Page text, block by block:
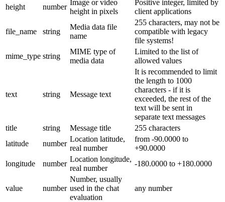
height
number
Image or video
height in pixels
Positive integer, limited by
client applications
file_name string
Media data file
name
255 characters, may not be
compatible with legacy
file systems!
mime_type string
MIME type of
media data
Limited to the list of
allowed values
text string Message text
It is recommended to limit
the length to 1000
characters - if it is
exceeded, the rest of the
text will be sent in
separate text messages
title
string Message title
255 characters
latitude
number
Location latitude,
real number
from -90.0000 to
+90.0000
longitude
number
Location longitude,
real number
-180.0000 to +180.0000
value number
Number, usually
used in the chat
evaluation
any number